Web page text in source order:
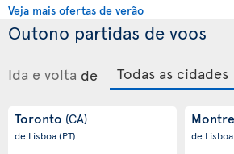
Veja mais ofertas de verão
Outono partidas de voos
Ida e volta de
Toronto (CA)
de Lisboa(PT) de Lisboa